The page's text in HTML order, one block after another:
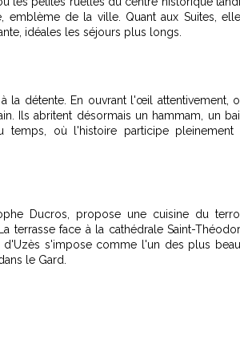
emblème de la ville. Quant aux Suites,
idéales les séjours plus longs.
la détente. En ouvrant l'œil attentivement,
Ils abritent désormais un hammam, un
temps, où l'histoire participe pleinement
Ducros, propose une cuisine du
terrasse face à la cathédrale Saint-
d'Uzès s'impose comme l'un des plus
le Gard.